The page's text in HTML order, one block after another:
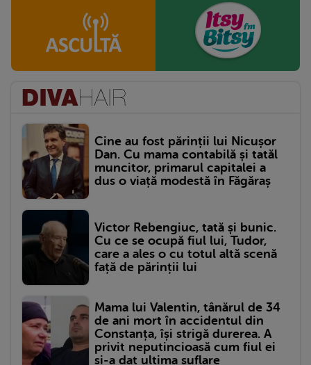
Cine au fost părinții lui Nicușor
Dan. Cu mama contabilă și tatăl
muncitor, primarul capitalei a
dus o viață modestă în Făgăraș
Victor Rebengiuc, tată și bunic.
Cu ce se ocupă fiul lui, Tudor,
care a ales o cu totul altă scenă
față de părinții lui
Mama lui Valentin, tânărul de 34
de ani mort în accidentul din
Constanța, își strigă durerea. A
privit neputincioasă cum fiul ei
și-a dat ultima suflare